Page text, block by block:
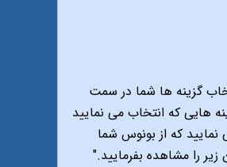
پس از انتخاب گزینه ها شما در سمت
گزینه هایی که انتخاب می نمایید
می نمایید که از بونوس شما
را مشاهده بفرمایید."